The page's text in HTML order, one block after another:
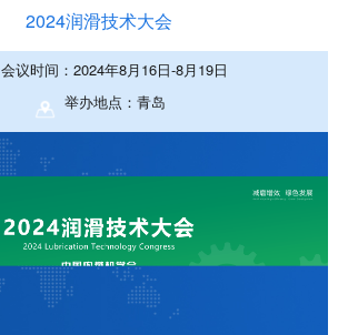
2024润滑技术大会
会议时间：2024年8月16日-8月19日
举办地点：青岛